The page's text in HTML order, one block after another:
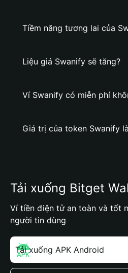
Tiềm năng tương lai của
Liệu giá Swanify sẽ tăng?
Ví Swanify có miễn phí
Giá trị của token Swanify
Tải xuống Bitget
Ví tiền điện tử an toàn và tốt
người tin dùng
Tải xuống APK Android